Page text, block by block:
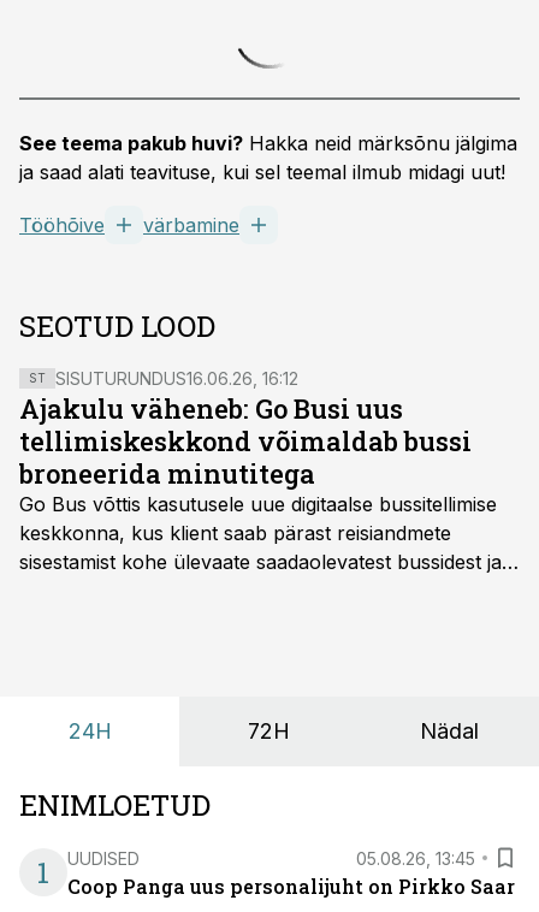
See teema pakub huvi? Hakka neid märksõnu jälgima
ja saad alati teavituse, kui sel teemal ilmub midagi uut!
Tööhõive värbamine
SEOTUD LOOD
ST SISUTURUNDUS16.06.26, 16:12
Ajakulu väheneb: Go Busi uus
tellimiskeskkond võimaldab bussi
broneerida minutitega
Go Bus võttis kasutusele uue digitaalse bussitellimise
keskkonna, kus klient saab pärast reisiandmete
sisestamist kohe ülevaate saadaolevatest bussidest ja
24H 72H Nädal
ENIMLOETUD
1
UUDISED 05.08.26, 13:45
Coop Panga uus personalijuht on Pirkko Saar